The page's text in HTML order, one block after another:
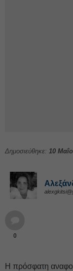
Δημοσιεύθηκε: 10
0
Η πρόσφατη